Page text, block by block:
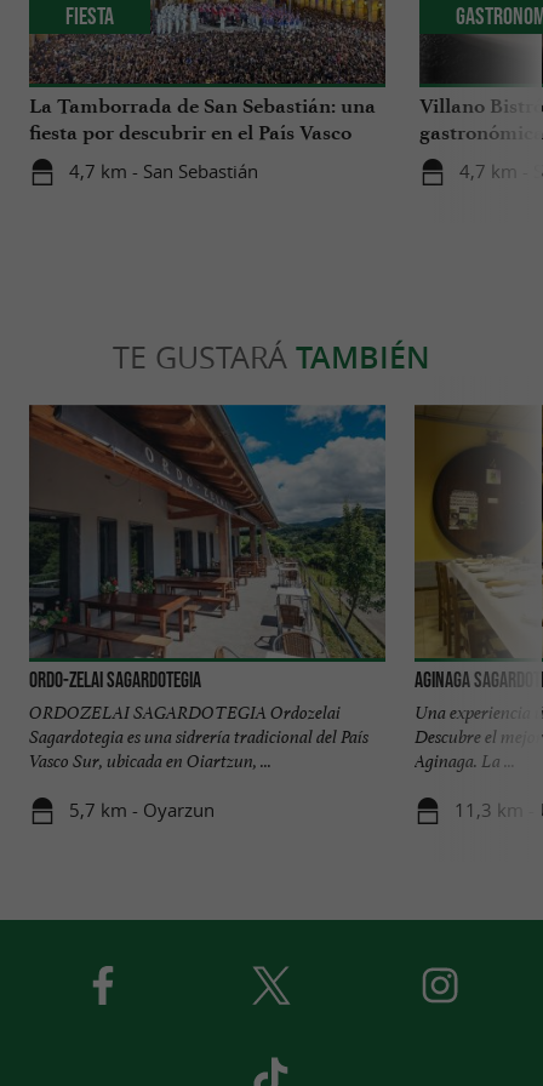
La Tamborrada de San Sebastián: una
fiesta por descubrir en el País Vasco
Sur
4,7 km - San Sebastián
Fiesta
Villano
un hotel
San
4,7 km -
TE GUSTARÁ TAMBIÉN
Ordo-Zelai Sagardotegia
ORDOZELAI SAGARDOTEGIA Ordozelai
Sagardotegia es una sidrería tradicional del País
Vasco Sur, ubicada en Oiartzun, ...
5,7 km - Oyarzun
AGINAGA
Una experiencia
Descubre el
Aginaga. La ...
11,3 km -